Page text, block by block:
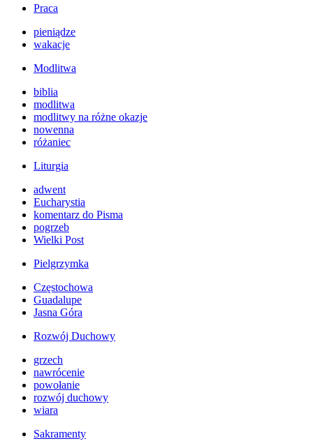
Praca
pieniądze
wakacje
Modlitwa
biblia
modlitwa
modlitwy na różne okazje
nowenna
różaniec
Liturgia
adwent
Eucharystia
komentarz do Pisma
pogrzeb
Wielki Post
Pielgrzymka
Częstochowa
Guadalupe
Jasna Góra
Rozwój Duchowy
grzech
nawrócenie
powołanie
rozwój duchowy
wiara
Sakramenty